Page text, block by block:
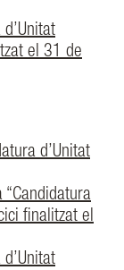
el 31 de
d’Unitat
finalitzat el